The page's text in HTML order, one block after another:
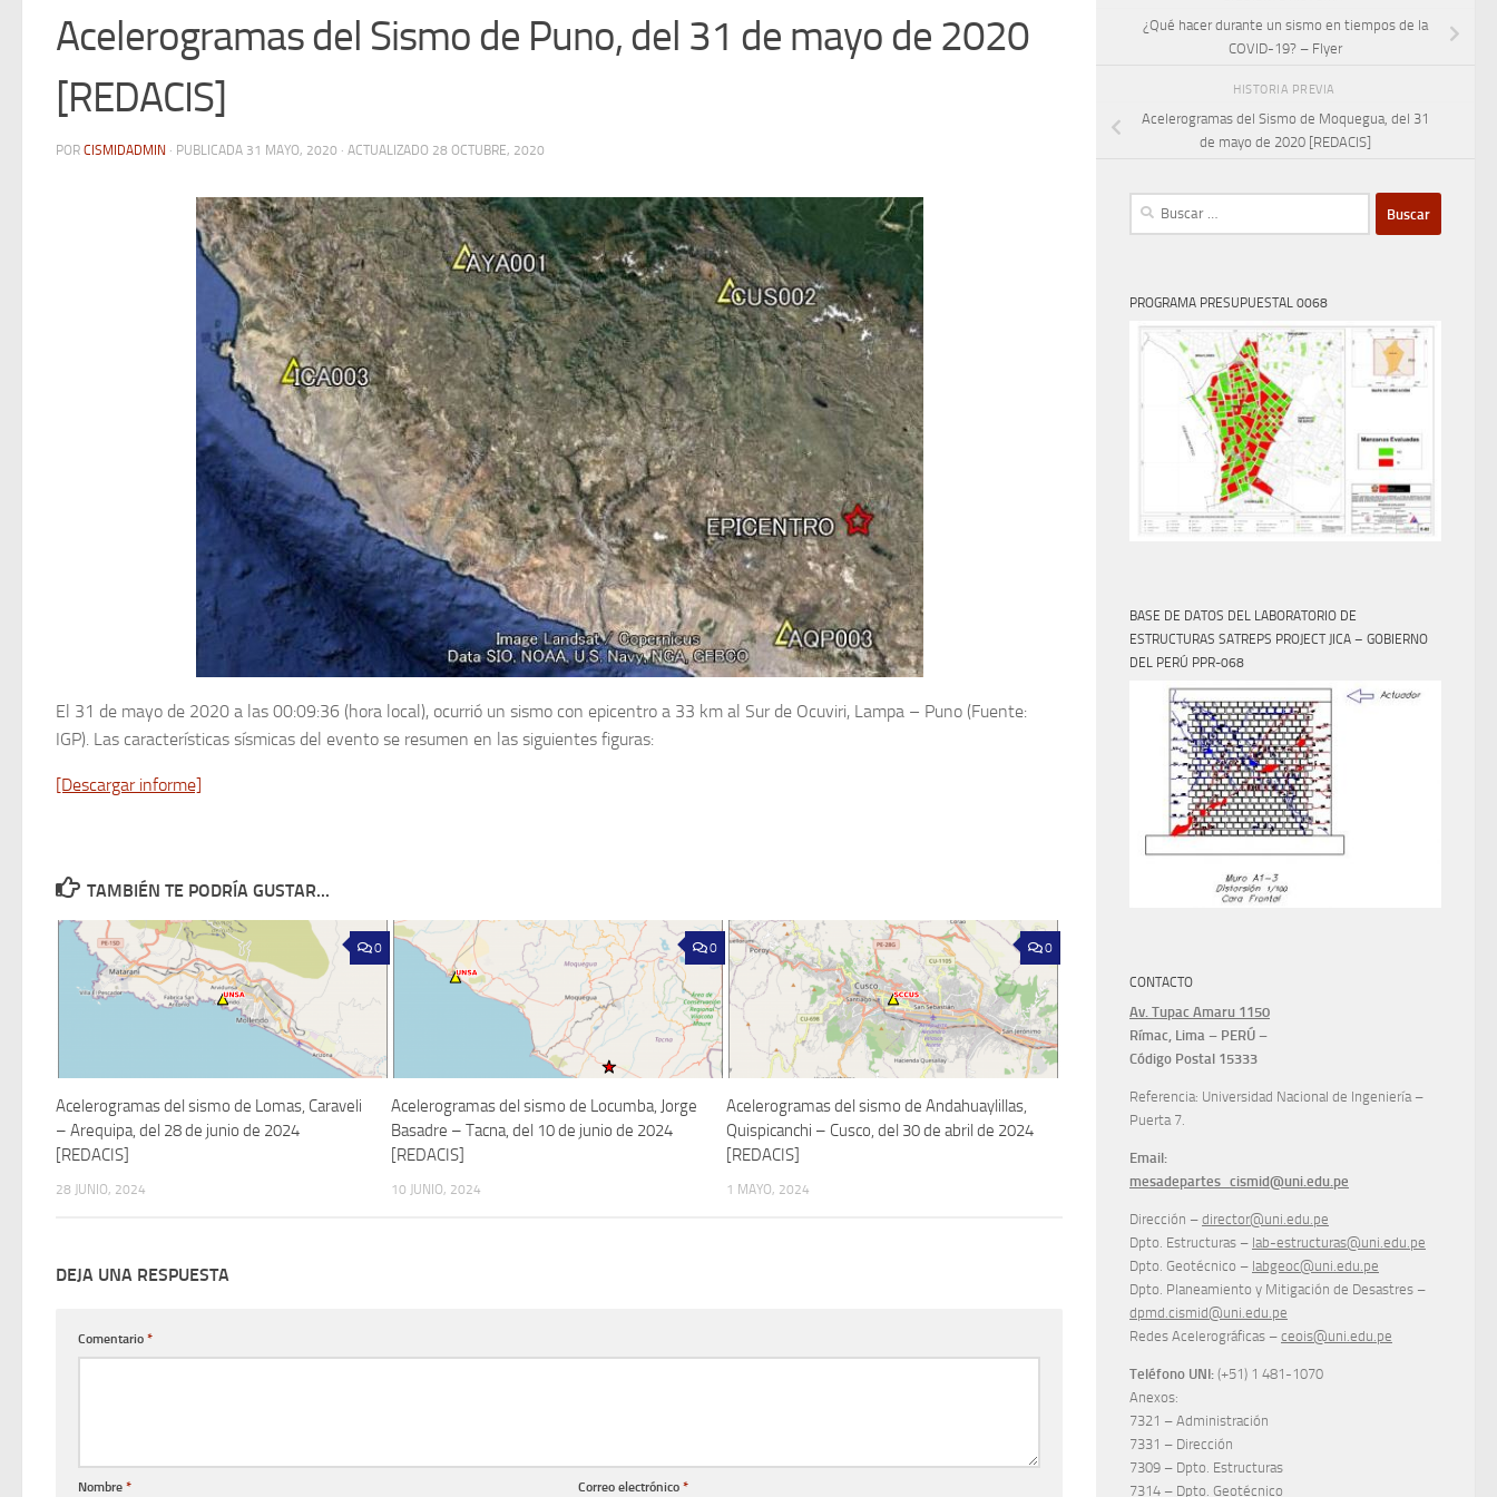
Acelerogramas del Sismo de Puno, del 31 de mayo de 2020
[REDACIS]
POR CISMIDADMIN · PUBLICADA 31 MAYO, 2020 · ACTUALIZADO 28 OCTUBRE, 2020
El 31 de mayo de 2020 a las 00:09:36 (hora local), ocurrió un sismo con epicentro a 33 km al Sur de Ocuviri, Lampa – Puno (Fuente:
IGP). Las características sísmicas del evento se resumen en las siguientes figuras:
[Descargar informe]
TAMBIÉN TE PODRÍA GUSTAR...
0
Acelerogramas del sismo de Lomas, Caraveli
– Arequipa, del 28 de junio de 2024
[REDACIS]
28 JUNIO, 2024
0
Acelerogramas del sismo de Locumba, Jorge
Basadre – Tacna, del 10 de junio de 2024
[REDACIS]
10 JUNIO, 2024
0
Acelerogramas del sismo de Andahuaylillas,
Quispicanchi – Cusco, del 30 de abril de 2024
[REDACIS]
1 MAYO, 2024
DEJA UNA RESPUESTA
Comentario *
Nombre * Correo electrónico*
¿Qué hacer durante un sismo en tiempos de la
COVID-19? – Flyer
HISTORIA PREVIA
Acelerogramas del Sismo de Moquegua, del 31
de mayo de 2020 [REDACIS]
Buscar:
PROGRAMA PRESUPUESTAL 0068
BASE DE DATOS DEL LABORATORIO DE
ESTRUCTURAS SATREPS PROJECT JICA – GOBIERNO
DEL PERÚ PPR-068
CONTACTO
Av. Tupac Amaru 1150
Rímac, Lima – PERÚ –
Código Postal 15333
Referencia: Universidad Nacional de Ingeniería –
Puerta 7.
Email:
mesadepartes_cismid@uni.edu.pe
Dirección – director@uni.edu.pe
Dpto. Estructuras – lab-estructuras@uni.edu.pe
Dpto. Geotécnico – labgeoc@uni.edu.pe
Dpto. Planeamiento y Mitigación de Desastres –
dpmd.cismid@uni.edu.pe
Redes Acelerográficas – ceois@uni.edu.pe
Teléfono UNI: (+51) 1 481-1070
Anexos:
7321 – Administración
7331 – Dirección
7309 – Dpto. Estructuras
7314 – Dpto. Geotécnico